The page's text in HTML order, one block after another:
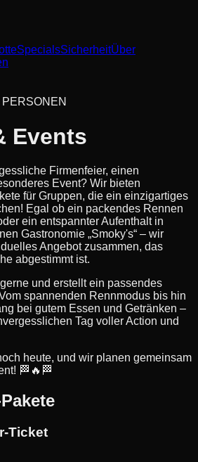
SpecialsSicherheitÜber
Events
Firmenfeier, einen
Event? Wir bieten
für Gruppen, die ein einzigartiges
Egal ob ein packendes Rennen
ein entspannter Aufenthalt in
Gastronomie „Smoky's“ – wir
Angebot zusammen, das
abgestimmt ist.
und erstellt ein passendes
spannenden Rennmodus bis hin
bei gutem Essen und Getränken –
Tag voller Action und
heute, und wir planen gemeinsam
🏁🔥🏁
Ticket